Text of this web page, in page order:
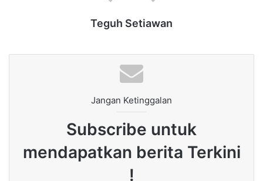
Teguh Setiawan
Jangan Ketinggalan
Subscribe untuk
mendapatkan berita Terkini
!